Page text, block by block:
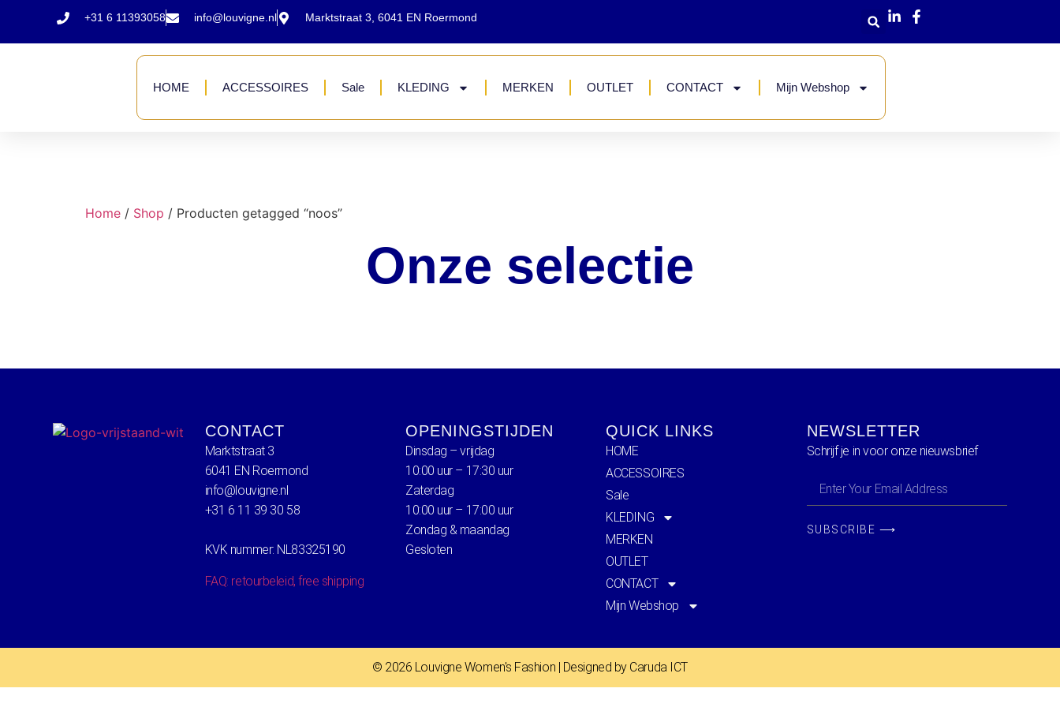
+31 6 11393058 info@louvigne.nl Marktstraat 3, 6041 EN Roermond
HOME ACCESSOIRES Sale KLEDING MERKEN OUTLET CONTACT Mijn Webshop
Home/ Shop / Producten getagged “noos”
Onze selectie
CONTACT
Marktstraat 3
6041 EN Roermond
info@louvigne.nl
+31 6 11 39 30 58
KVK nummer: NL83325190
FAQ: retourbeleid, free shipping
OPENINGSTIJDEN
Dinsdag – vrijdag
10:00 uur – 17:30 uur
Zaterdag
10:00 uur – 17:00 uur
Zondag & maandag
Gesloten
QUICK LINKS
HOME
ACCESSOIRES
Sale
KLEDING
MERKEN
OUTLET
CONTACT
Mijn Webshop
NEWSLETTER
Schrijf je in voor onze nieuwsbrief
SUBSCRIBE ⟶
© 2026 Louvigne Women's Fashion | Designed by Caruda ICT